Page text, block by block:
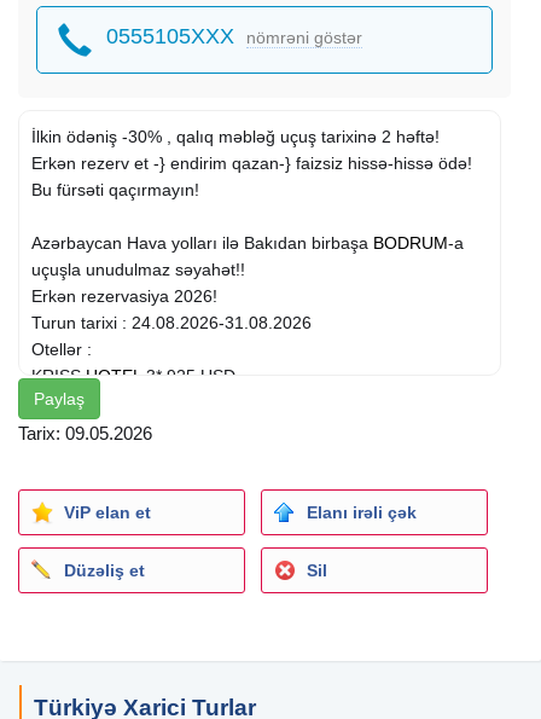
0555105XXX nömrəni göstər
İlkin ödəniş -30% , qalıq məbləğ uçuş tarixinə 2 həftə!
Erkən rezerv et -} endirim qazan-} faizsiz hissə-hissə ödə!
Bu fürsəti qaçırmayın!
Azərbaycan Hava yolları ilə Bakıdan birbaşa BODRUM-a
uçuşla unudulmaz səyahət!!
Erkən rezervasiya 2026!
Turun tarixi : 24.08.2026-31.08.2026
Otellər :
KRISSHOTEL 3* 925 USD
Rahat yerləşimi və dənizə yaxın mövqeyi ilə büdcə dostu ,
istirahət üçün ideal seçim !
Sakit atmosferi və komfortlu şəraiti ilə keyfiyyətli istirahət
imkanı!
GARDEN OF SUN HOTEL 5* 1183 USD
Geniş ərazisi və müasir imkanları ilə rahat yay tətili !
Oteldə qonaqlama,
Hər şey daxil sistemi qidalanma ( All İnclusive),
Paylaş
Tarix: 09.05.2026
ViP elan et Elanı irəli çək
Düzəliş et Sil
Türkiyə Xarici Turlar